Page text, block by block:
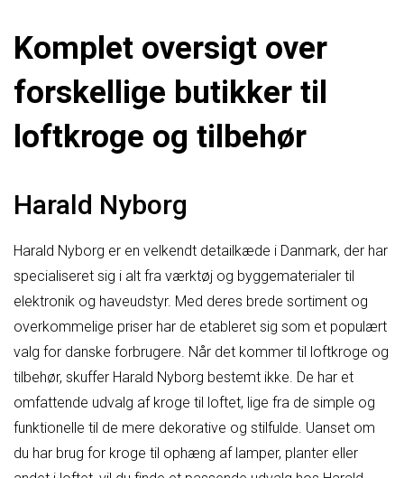
Komplet oversigt over
forskellige butikker til
loftkroge og tilbehør
Harald Nyborg
Harald Nyborg er en velkendt detailkæde i Danmark, der har
specialiseret sig i alt fra værktøj og byggematerialer til
elektronik og haveudstyr. Med deres brede sortiment og
overkommelige priser har de etableret sig som et populært
valg for danske forbrugere. Når det kommer til loftkroge og
tilbehør, skuffer Harald Nyborg bestemt ikke. De har et
omfattende udvalg af kroge til loftet, lige fra de simple og
funktionelle til de mere dekorative og stilfulde. Uanset om
du har brug for kroge til ophæng af lamper, planter eller